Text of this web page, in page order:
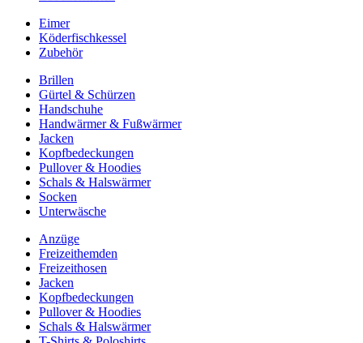
Eimer
Köderfischkessel
Zubehör
Brillen
Gürtel & Schürzen
Handschuhe
Handwärmer & Fußwärmer
Jacken
Kopfbedeckungen
Pullover & Hoodies
Schals & Halswärmer
Socken
Unterwäsche
Anzüge
Freizeithemden
Freizeithosen
Jacken
Kopfbedeckungen
Pullover & Hoodies
Schals & Halswärmer